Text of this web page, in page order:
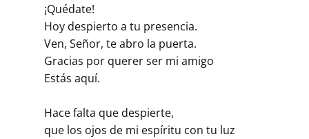
¡Quédate!
Hoy despierto a tu presencia.
Ven, Señor, te abro la puerta.
Gracias por querer ser mi amigo
Estás aquí.
Hace falta que despierte,
que los ojos de mi espíritu con tu luz